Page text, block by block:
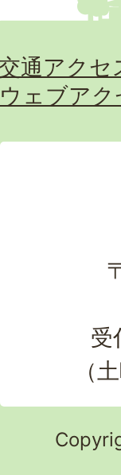
通アクセ
ウェブア
受
（